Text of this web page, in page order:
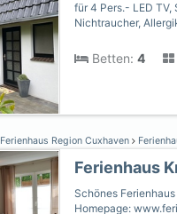
für 4 Pers.- LED TV,
Nichtraucher,
Betten: 4
Ferienhaus Region Cuxhaven
Ferienhaus
Schönes
Homepage: